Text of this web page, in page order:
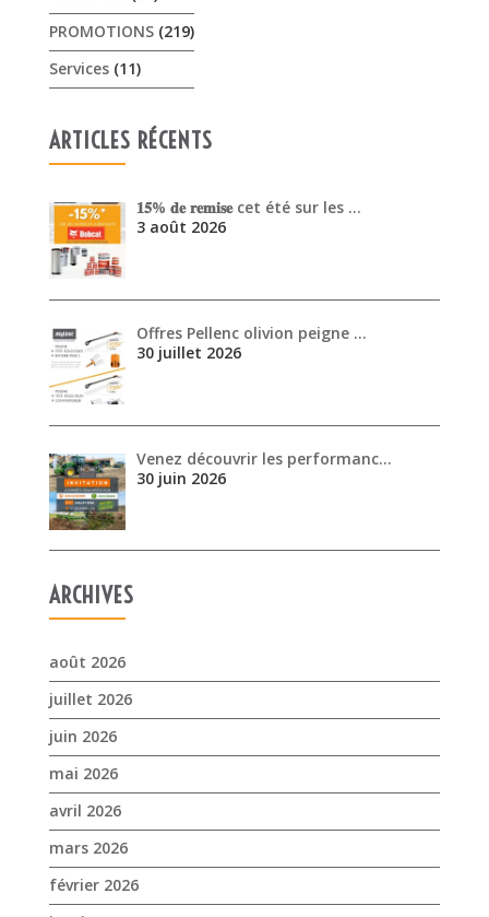
PROMOTIONS(219)
Services(11)
ARTICLES RÉCENTS
𝟏𝟓% 𝐝𝐞 𝐫𝐞𝐦𝐢𝐬𝐞 cet été sur les …
3 août 2026
Offres Pellenc olivion peigne …
30 juillet 2026
Venez découvrir les performanc…
30 juin 2026
ARCHIVES
août 2026
juillet 2026
juin 2026
mai 2026
avril 2026
mars 2026
février 2026